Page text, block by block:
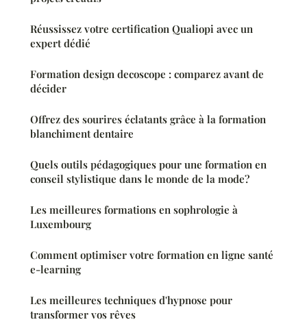
Réussissez votre certification Qualiopi avec un
expert dédié
Formation design decoscope : comparez avant de
décider
Offrez des sourires éclatants grâce à la formation
blanchiment dentaire
Quels outils pédagogiques pour une formation en
conseil stylistique dans le monde de la mode?
Les meilleures formations en sophrologie à
Luxembourg
Comment optimiser votre formation en ligne santé
e-learning
Les meilleures techniques d'hypnose pour
transformer vos rêves